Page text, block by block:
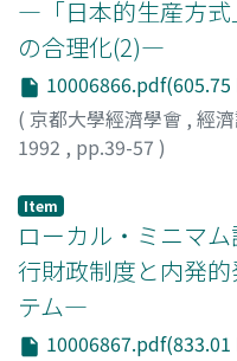
―「日本的生産方式
の合理化(2)―
10006866.pdf(605.75
( 京都大學經濟學會 , 經
1992 , pp.39-57 )
Item
ローカル・ミニマ
行財政制度と内発
テム―
10006867.pdf(833.01